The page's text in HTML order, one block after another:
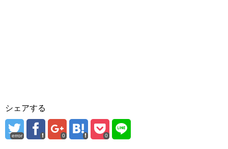
シェアする
error 0 0